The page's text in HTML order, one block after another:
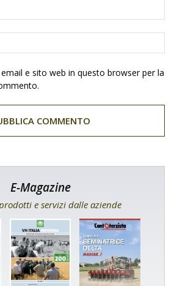
e sito web in questo browser per la
E-Magazine
e servizi dalle aziende